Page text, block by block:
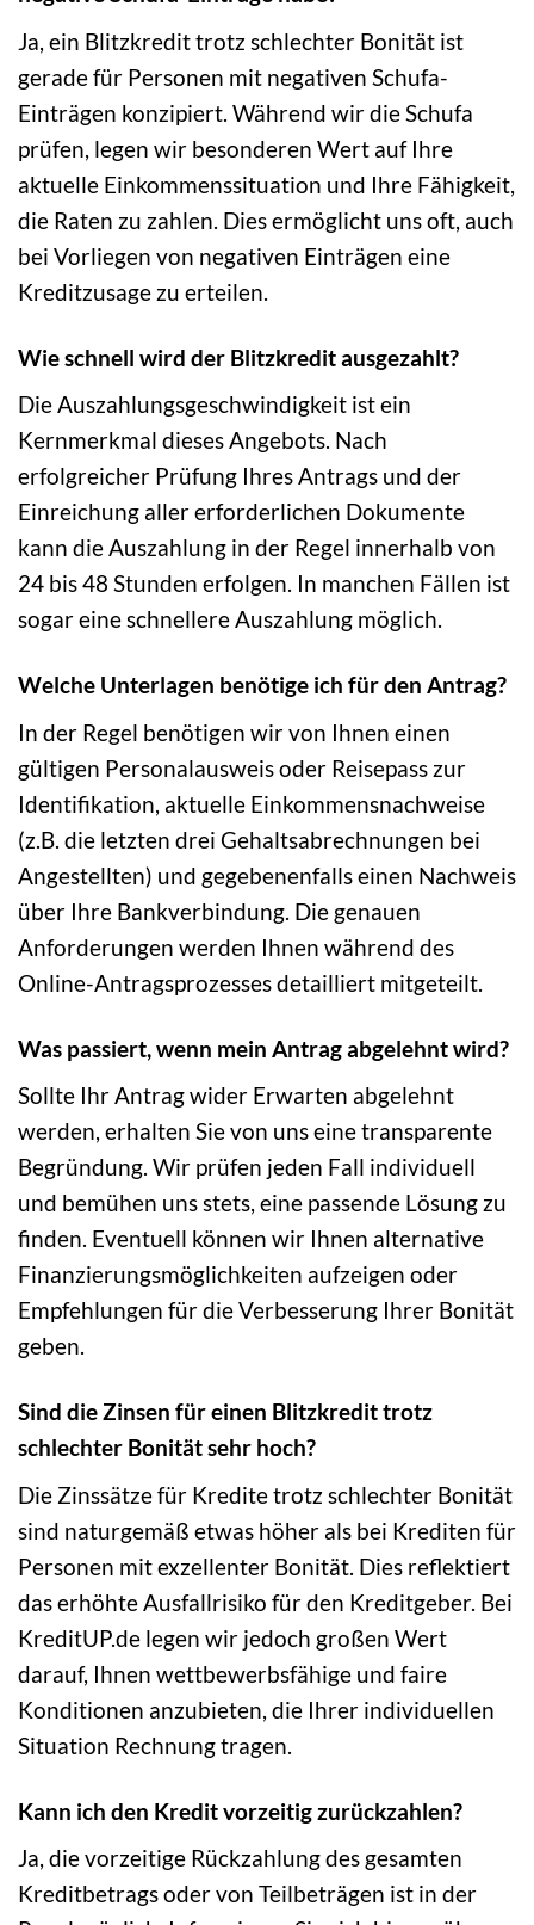
Ja, ein Blitzkredit trotz schlechter Bonität ist
gerade für Personen mit negativen Schufa-
Einträgen konzipiert. Während wir die Schufa
prüfen, legen wir besonderen Wert auf Ihre
aktuelle Einkommenssituation und Ihre Fähigkeit,
die Raten zu zahlen. Dies ermöglicht uns oft, auch
bei Vorliegen von negativen Einträgen eine
Kreditzusage zu erteilen.
Wie schnell wird der Blitzkredit ausgezahlt?
Die Auszahlungsgeschwindigkeit ist ein
Kernmerkmal dieses Angebots. Nach
erfolgreicher Prüfung Ihres Antrags und der
Einreichung aller erforderlichen Dokumente
kann die Auszahlung in der Regel innerhalb von
24 bis 48 Stunden erfolgen. In manchen Fällen ist
sogar eine schnellere Auszahlung möglich.
Welche Unterlagen benötige ich für den Antrag?
In der Regel benötigen wir von Ihnen einen
gültigen Personalausweis oder Reisepass zur
Identifikation, aktuelle Einkommensnachweise
(z.B. die letzten drei Gehaltsabrechnungen bei
Angestellten) und gegebenenfalls einen Nachweis
über Ihre Bankverbindung. Die genauen
Anforderungen werden Ihnen während des
Online-Antragsprozesses detailliert mitgeteilt.
Was passiert, wenn mein Antrag abgelehnt wird?
Sollte Ihr Antrag wider Erwarten abgelehnt
werden, erhalten Sie von uns eine transparente
Begründung. Wir prüfen jeden Fall individuell
und bemühen uns stets, eine passende Lösung zu
finden. Eventuell können wir Ihnen alternative
Finanzierungsmöglichkeiten aufzeigen oder
Empfehlungen für die Verbesserung Ihrer Bonität
geben.
Sind die Zinsen für einen Blitzkredit trotz
schlechter Bonität sehr hoch?
Die Zinssätze für Kredite trotz schlechter Bonität
sind naturgemäß etwas höher als bei Krediten für
Personen mit exzellenter Bonität. Dies reflektiert
das erhöhte Ausfallrisiko für den Kreditgeber. Bei
KreditUP.de legen wir jedoch großen Wert
darauf, Ihnen wettbewerbsfähige und faire
Konditionen anzubieten, die Ihrer individuellen
Situation Rechnung tragen.
Kann ich den Kredit vorzeitig zurückzahlen?
Ja, die vorzeitige Rückzahlung des gesamten
Kreditbetrags oder von Teilbeträgen ist in der